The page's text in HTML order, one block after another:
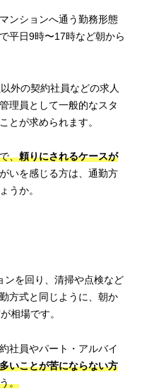
ンションへ通う勤務形態
平日9時〜17時など朝から
外の契約社員などの求人
理員として一般的なスタ
とが求められます。
、頼りにされるケースが
いを感じる方は、通勤方
うか。
ンを回り、清掃や点検など
方式と同じように、朝か
相場です。
社員やパート・アルバイ
いことが苦にならない方
。